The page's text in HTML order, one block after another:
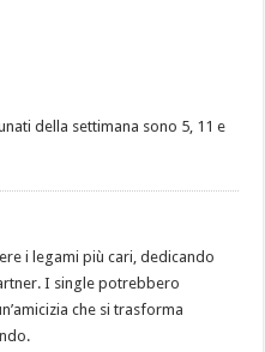
della settimana sono 5, 11 e
i legami più cari, dedicando
I single potrebbero
che si trasforma